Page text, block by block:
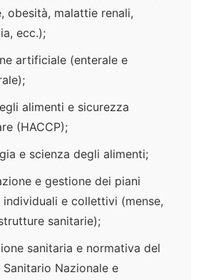
obesità, malattie renali,
ecc.);
artificiale (enterale e
alimenti e sicurezza
(HACCP);
e scienza degli alimenti;
e gestione dei piani
e collettivi (mense,
sanitarie);
sanitaria e normativa del
Sanitario Nazionale e